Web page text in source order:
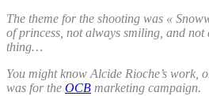
The theme for the shooting was «
of princess, not always smiling, and not
thing…
You might know Alcide Rioche’s work,
was for the OCB marketing campaign.